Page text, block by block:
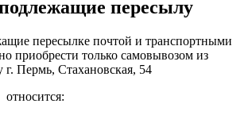
пересылу
пересылке почтой и транспортными
приобрести только самовывозом из
г. Пермь, Стахановская, 54